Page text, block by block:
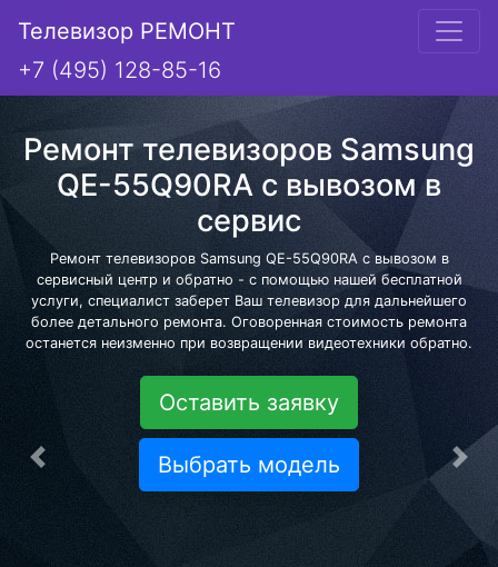
Телевизор РЕМОНТ
+7 (495) 128-85-16
Ремонт телевизоров Samsung
QE-55Q90RA с вывозом в
сервис
Ремонт телевизоров Samsung QE-55Q90RA с вывозом в
сервисный центр и обратно - с помощью нашей бесплатной
услуги, специалист заберет Ваш телевизор для дальнейшего
более детального ремонта. Оговоренная стоимость ремонта
останется неизменно при возвращении видеотехники обратно.
Оставить заявку
Выбрать модель
Предыдущая